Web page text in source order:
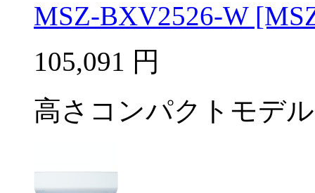
MSZ-BXV2526-W
105,091 円
高さコンパクトモデル